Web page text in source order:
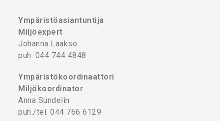
Ympäristöasiantuntija
Miljöexpert
Johanna Laakso
puh: 044 744 4848
Ympäristökoordinaattori
Miljökoordinator
Anna Sundelin
puh./tel. 044 766 6129